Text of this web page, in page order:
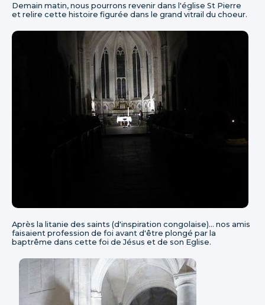
Demain matin, nous pourrons revenir dans l'église St Pierre
et relire cette histoire figurée dans le grand vitrail du choeur.
Après la litanie des saints (d'inspiration congolaise)... nos amis
faisaient profession de foi avant d'être plongé par la
baptrême dans cette foi de Jésus et de son Eglise.